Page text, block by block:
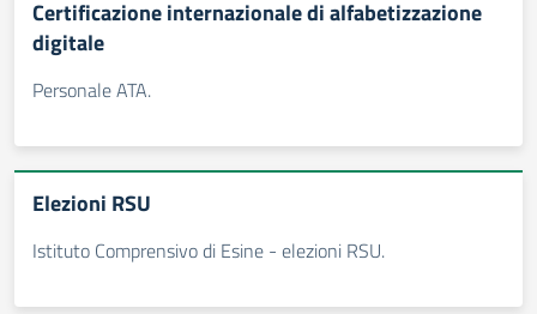
Certificazione internazionale di alfabetizzazione
digitale
Personale ATA.
Elezioni RSU
Istituto Comprensivo di Esine - elezioni RSU.